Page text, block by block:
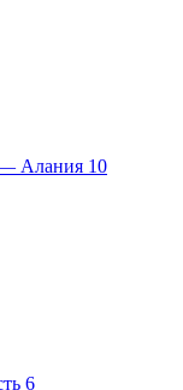
— Алания 10
6